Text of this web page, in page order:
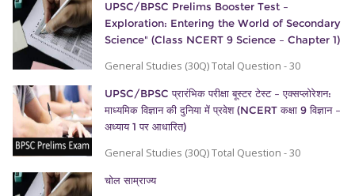
UPSC/BPSC Prelims Booster Test –
Exploration: Entering the World of Secondary
Science" (Class NCERT 9 Science – Chapter 1)
General Studies (30Q) Total Question - 30
UPSC/BPSC प्रारंभिक परीक्षा बूस्टर टेस्ट – एक्सप्लोरेशन:
माध्यमिक विज्ञान की दुनिया में प्रवेश (NCERT कक्षा 9 विज्ञान –
अध्याय 1 पर आधारित)
General Studies (30Q) Total Question - 30
चोल साम्राज्य